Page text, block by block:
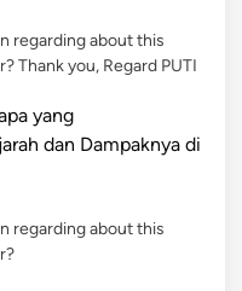
regarding about this
Thank you, Regard PUTI
yang
dan Dampaknya di
regarding about this